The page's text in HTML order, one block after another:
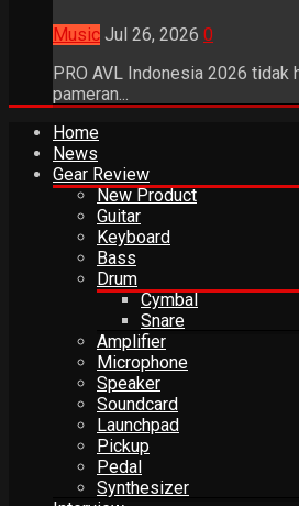
Music Jul 26, 2026 0
PRO AVL Indonesia 2026 tidak
pameran...
Home
News
Gear Review
New Product
Guitar
Keyboard
Bass
Drum
Cymbal
Snare
Amplifier
Microphone
Speaker
Soundcard
Launchpad
Pickup
Pedal
Synthesizer